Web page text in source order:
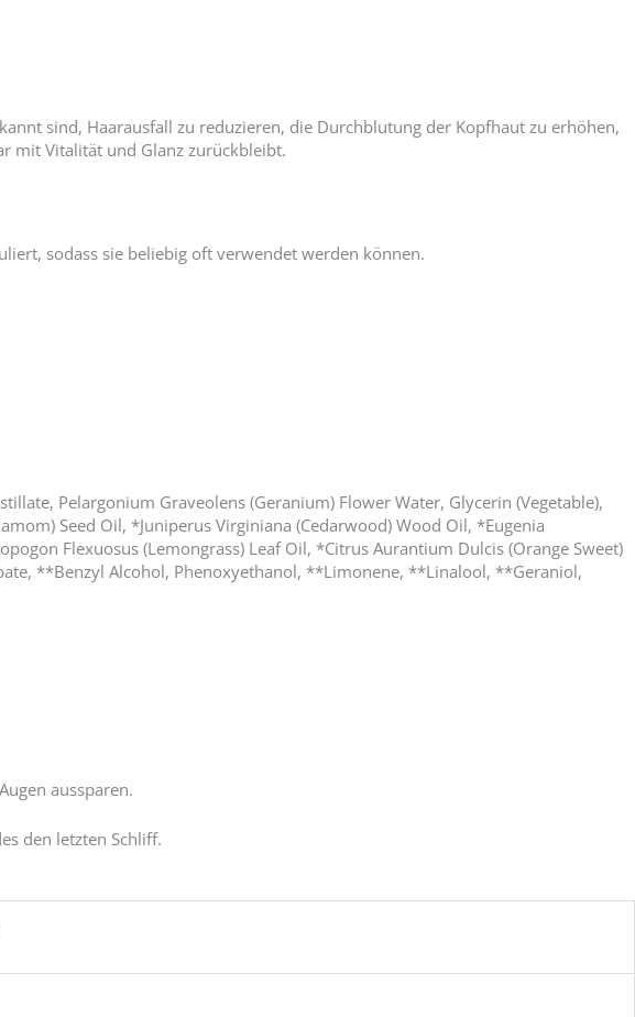
sind, Haarausfall zu reduzieren, die Durchblutung der Kopfhaut zu erhöhen,
mit Vitalität und Glanz zurückbleibt.
sodass sie beliebig oft verwendet werden können.
Pelargonium Graveolens (Geranium) Flower Water, Glycerin (Vegetable),
Seed Oil, *Juniperus Virginiana (Cedarwood) Wood Oil, *Eugenia
Flexuosus (Lemongrass) Leaf Oil, *Citrus Aurantium Dulcis (Orange Sweet)
**Benzyl Alcohol, Phenoxyethanol, **Limonene, **Linalool, **Geraniol,
aussparen.
den letzten Schliff.